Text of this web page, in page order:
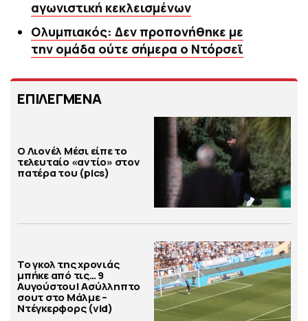
αγωνιστική κεκλεισμένων
Ολυμπιακός: Δεν προπονήθηκε με
την ομάδα ούτε σήμερα ο Ντόρσεϊ
ΕΠΙΛΕΓΜΕΝΑ
Ο Λιονέλ Μέσι είπε το
τελευταίο «αντίο» στον
πατέρα του (pics)
Το γκολ της χρονιάς
μπήκε από τις… 9
Αυγούστου! Ασύλληπτο
σουτ στο Μάλμε –
Ντέγκερφορς (vid)